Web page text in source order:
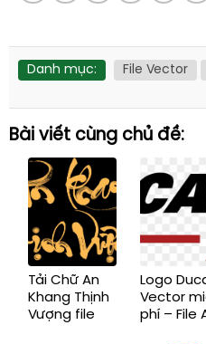
Danh mục: File Vector
Bài viết cùng chủ đề:
Tải Chữ An
Khang Thịnh
Vượng file
Logo
Vector
phí – File